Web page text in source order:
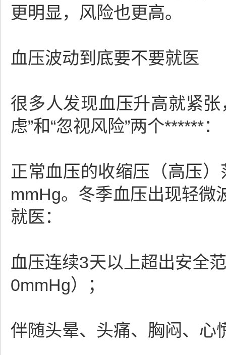
更明显，风险也更高。
血压波动到底要不要就医
很多人发现血压升高就紧
虑”和“忽视风险”两个******：
正常血压的收缩压（高压
mmHg。冬季血压出现轻微
就医：
血压连续3天以上超出安全
0mmHg）；
伴随头晕、头痛、胸闷、心